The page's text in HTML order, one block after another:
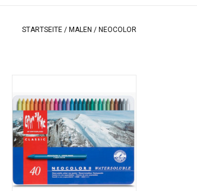
STARTSEITE / MALEN / NEOCOLOR
hervorragender Deckkraft und
ausgezeichneter Lichtechtheit für
Künstler. Kann nass und trocken
verwendet werden.